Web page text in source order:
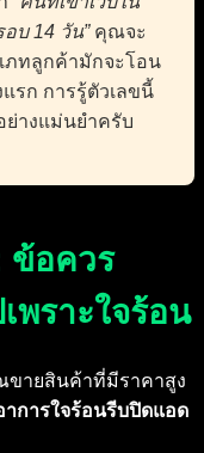
อบ 14 วัน”คุณจะ
ภทลูกค้ามักจะโอน
รก การรู้ตัวเลขนี้
างแม่นยำครับ
ข้อควร
พราะใจร้อน
ายสินค้าที่มีราคาสูง
าการใจร้อนรีบปิดแอด